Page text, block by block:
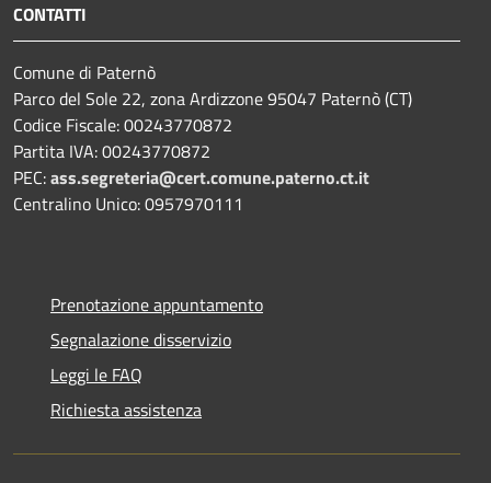
CONTATTI
Comune di Paternò
Parco del Sole 22, zona Ardizzone 95047 Paternò (CT)
Codice Fiscale: 00243770872
Partita IVA: 00243770872
PEC:ass.segreteria@cert.comune.paterno.ct.it
Centralino Unico: 0957970111
Prenotazione appuntamento
Segnalazione disservizio
Leggi le FAQ
Richiesta assistenza